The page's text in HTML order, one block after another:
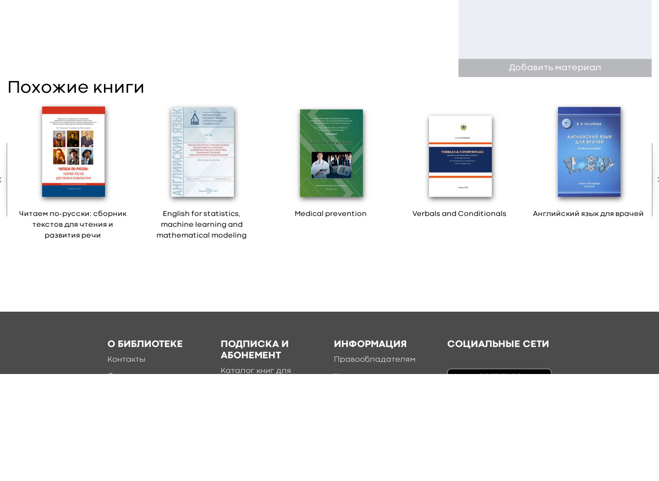
Добавить материал
Похожие книги
Читаем по-русски: сборник
текстов для чтения и
развития речи
English for statistics,
machine learning and
mathematical modeling
Medical prevention Verbals and Conditionals Английский язык для врачей
О БИБЛИОТЕКЕ
Контакты
ПОДПИСКА И
АБОНЕМЕНТ
Каталог книг для
ИНФОРМАЦИЯ
Правообладателям
СОЦИАЛЬНЫЕ СЕТИ